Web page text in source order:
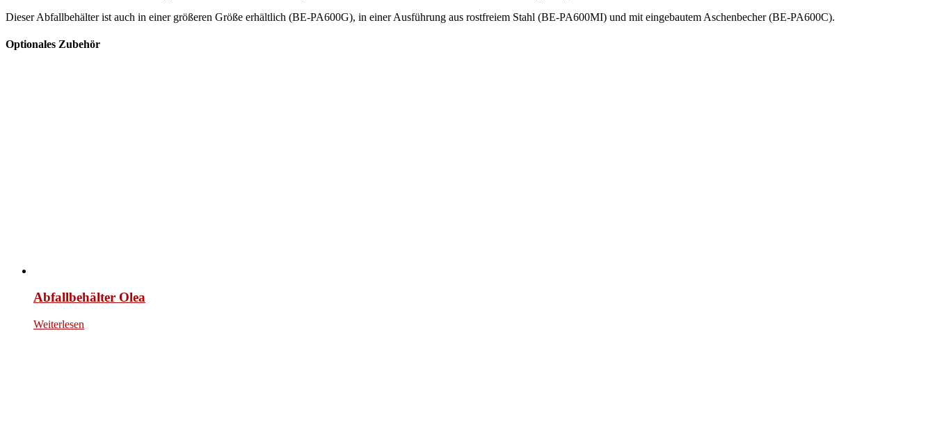
Dieser Abfallbehälter ist auch in einer größeren Größe erhältlich (BE-PA600G), in einer Ausführung aus rostfreiem Stahl (BE-PA600MI) und mit eingebautem Aschenbecher (BE-PA600C).
Optionales Zubehör
Abfallbehälter Olea
Weiterlesen